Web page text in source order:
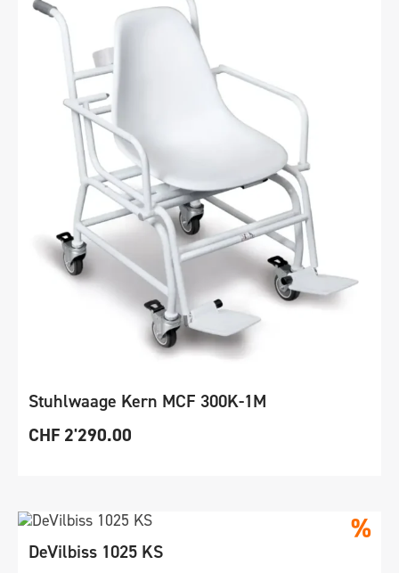
Stuhlwaage Kern MCF 300K-1M
CHF 2'290.00
%
DeVilbiss 1025 KS